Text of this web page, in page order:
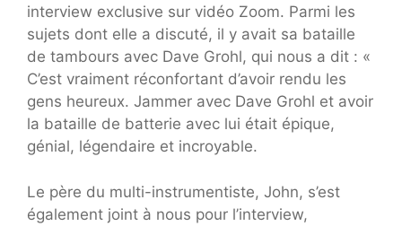
interview exclusive sur vidéo Zoom. Parmi les
sujets dont elle a discuté, il y avait sa bataille
de tambours avec Dave Grohl, qui nous a dit : «
C’est vraiment réconfortant d’avoir rendu les
gens heureux. Jammer avec Dave Grohl et avoir
la bataille de batterie avec lui était épique,
génial, légendaire et incroyable.
Le père du multi-instrumentiste, John, s’est
également joint à nous pour l’interview,